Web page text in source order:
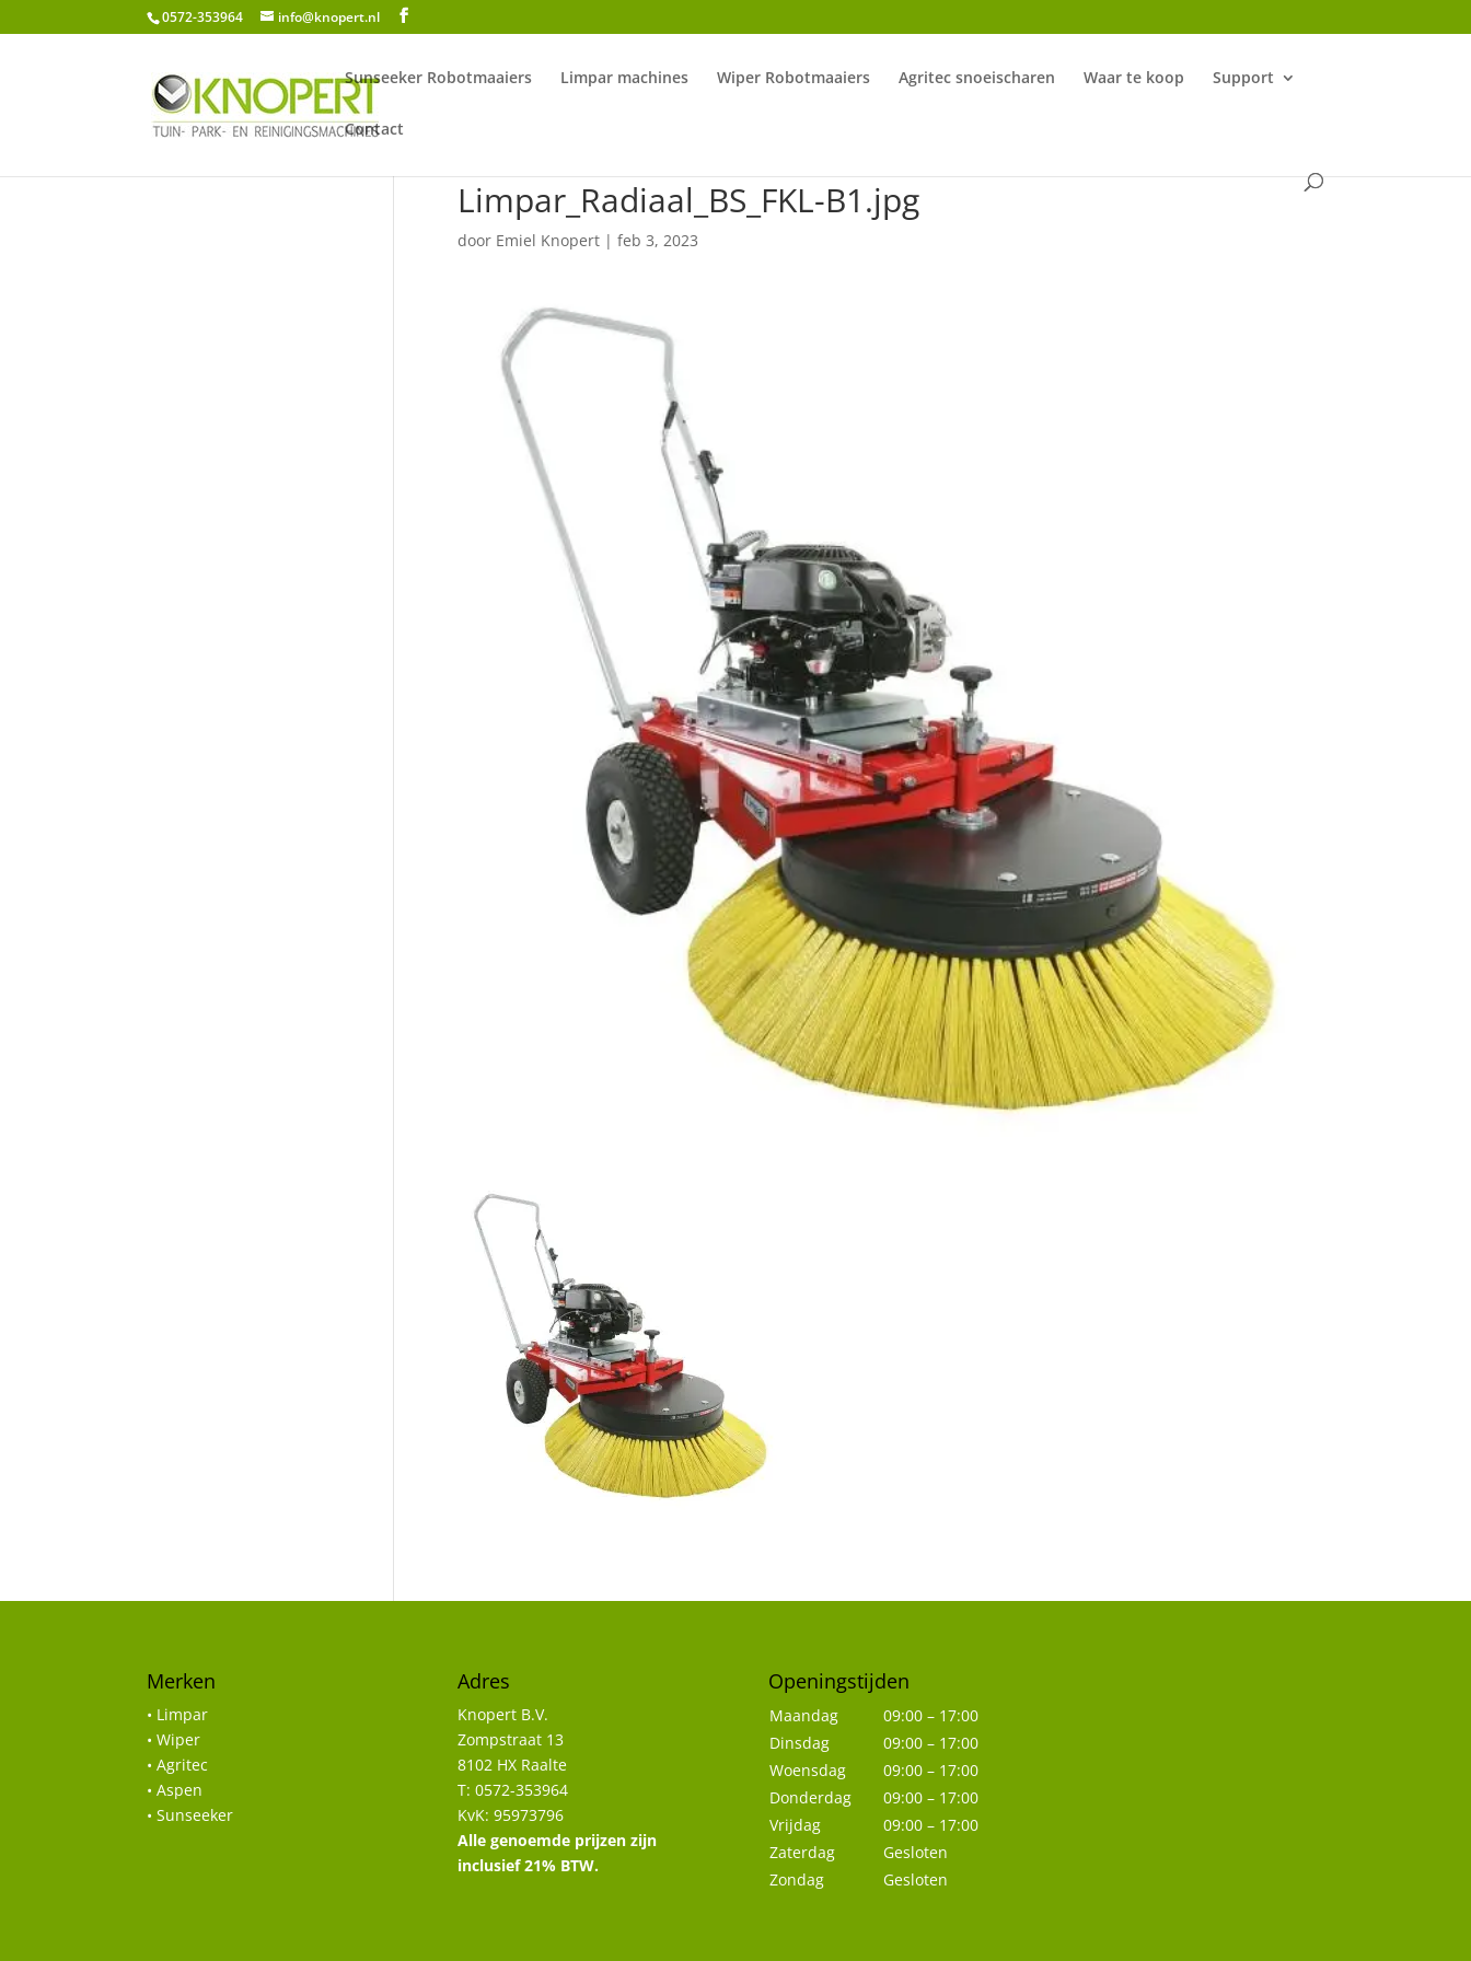
0572-353964 info@knopert.nl
Sunseeker Robotmaaiers Limpar machines Wiper Robotmaaiers Agritec snoeischaren Waar te koop Support
Contact
Limpar_Radiaal_BS_FKL-B1.jpg
door Emiel Knopert| feb 3, 2023
Merken
• Limpar
• Wiper
• Agritec
• Aspen
• Sunseeker
Adres
Knopert B.V.
Zompstraat 13
8102 HX Raalte
T: 0572-353964
KvK: 95973796
Alle genoemde prijzen zijn
inclusief 21% BTW.
Openingstijden
Maandag
09:00 – 17:00
Dinsdag
09:00 – 17:00
Woensdag
09:00 – 17:00
Donderdag
09:00 – 17:00
Vrijdag
09:00 – 17:00
Zaterdag
Gesloten
Zondag
Gesloten